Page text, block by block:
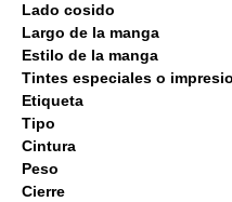
Lado cosido
Largo de la manga
Estilo de la manga
Tintes especiales o
Etiqueta
Tipo
Cintura
Peso
Cierre